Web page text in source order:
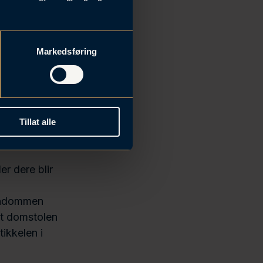
Markedsføring
Tillat alle
som
ved et
Dette
dere blir
domstolen
i